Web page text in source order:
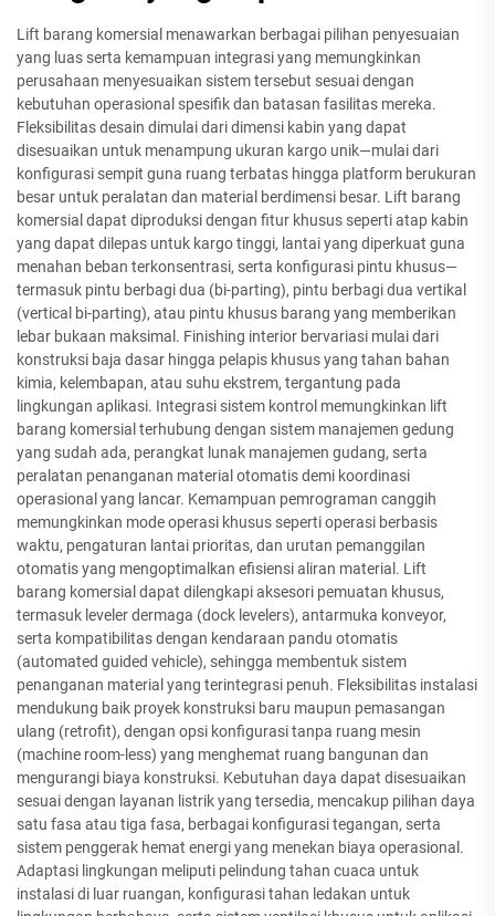
Lift barang komersial menawarkan berbagai pilihan penyesuaian
yang luas serta kemampuan integrasi yang memungkinkan
perusahaan menyesuaikan sistem tersebut sesuai dengan
kebutuhan operasional spesifik dan batasan fasilitas mereka.
Fleksibilitas desain dimulai dari dimensi kabin yang dapat
disesuaikan untuk menampung ukuran kargo unik—mulai dari
konfigurasi sempit guna ruang terbatas hingga platform berukuran
besar untuk peralatan dan material berdimensi besar. Lift barang
komersial dapat diproduksi dengan fitur khusus seperti atap kabin
yang dapat dilepas untuk kargo tinggi, lantai yang diperkuat guna
menahan beban terkonsentrasi, serta konfigurasi pintu khusus—
termasuk pintu berbagi dua (bi-parting), pintu berbagi dua vertikal
(vertical bi-parting), atau pintu khusus barang yang memberikan
lebar bukaan maksimal. Finishing interior bervariasi mulai dari
konstruksi baja dasar hingga pelapis khusus yang tahan bahan
kimia, kelembapan, atau suhu ekstrem, tergantung pada
lingkungan aplikasi. Integrasi sistem kontrol memungkinkan lift
barang komersial terhubung dengan sistem manajemen gedung
yang sudah ada, perangkat lunak manajemen gudang, serta
peralatan penanganan material otomatis demi koordinasi
operasional yang lancar. Kemampuan pemrograman canggih
memungkinkan mode operasi khusus seperti operasi berbasis
waktu, pengaturan lantai prioritas, dan urutan pemanggilan
otomatis yang mengoptimalkan efisiensi aliran material. Lift
barang komersial dapat dilengkapi aksesori pemuatan khusus,
termasuk leveler dermaga (dock levelers), antarmuka konveyor,
serta kompatibilitas dengan kendaraan pandu otomatis
(automated guided vehicle), sehingga membentuk sistem
penanganan material yang terintegrasi penuh. Fleksibilitas instalasi
mendukung baik proyek konstruksi baru maupun pemasangan
ulang (retrofit), dengan opsi konfigurasi tanpa ruang mesin
(machine room-less) yang menghemat ruang bangunan dan
mengurangi biaya konstruksi. Kebutuhan daya dapat disesuaikan
sesuai dengan layanan listrik yang tersedia, mencakup pilihan daya
satu fasa atau tiga fasa, berbagai konfigurasi tegangan, serta
sistem penggerak hemat energi yang menekan biaya operasional.
Adaptasi lingkungan meliputi pelindung tahan cuaca untuk
instalasi di luar ruangan, konfigurasi tahan ledakan untuk